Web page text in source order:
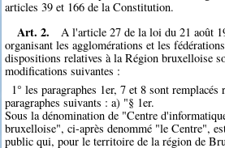
articles 39 et 166 de la Constitution.
Art. 2.
A l'article 27 de la loi du 21 août
organisant les agglomérations et les
dispositions relatives à la Région bruxelloise
modifications suivantes :
1° les paragraphes 1er, 7 et 8 sont remplacés
paragraphes suivants : a) "§ 1er.
Sous la dénomination de "Centre
bruxelloise", ci-après denommé "le Centre",
public qui, pour le territoire de la région de